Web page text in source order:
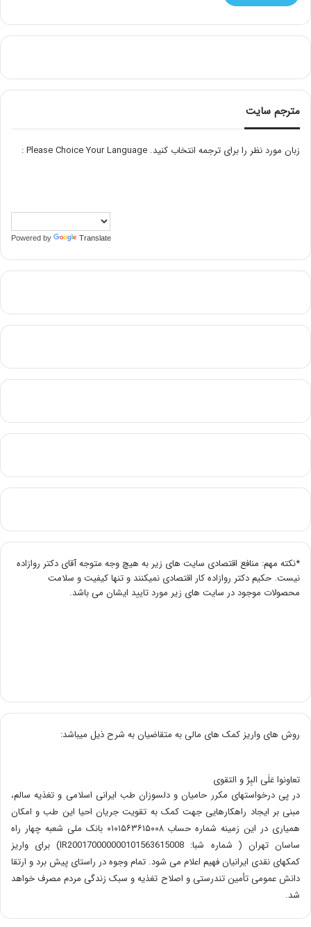
مترجم سایت
زبان مورد نظر را برای ترجمه انتخاب کنید. Please Choice Your Language :
Powered by Translate
*نکته مهم: منافع اقتصادی سایت های زیر به هیچ وجه متوجه آقای دکتر روازاده
نیست. حکیم دکتر روازاده کار اقتصادی نمیکنند و تنها کیفیت و سلامت
محصولات موجود در سایت های زیر مورد تایید ایشان می باشد.
روش های واریز کمک های مالی به متقاضیان به شرح ذیل میباشد:
تعاونوا عَلَی البِرِّ و التقوی
در پی درخواستهای مکرر حامیان و دلسوزان طب ایرانی اسلامی و تغذیه سالم،
مبنی بر ایجاد راهکارهایی جهت کمک به تقویت جریان احیا این طب و امکان
همیاری در این زمینه شماره حساب ۰۱۰۱۵۶۳۶۱۵۰۰۸ بانک ملی شعبه چهار راه
ساسان تهران ( شماره شبا: IR200170000000101563615008) برای واریز
کمکهای نقدی ایرانیان فهیم اعلام می شود. تمام وجوه در راستای پیش برد و ارتقا
دانش عمومی تأمین تندرستی و اصلاح تغذیه و سبک زندگی مردم مصرف خواهد
شد.